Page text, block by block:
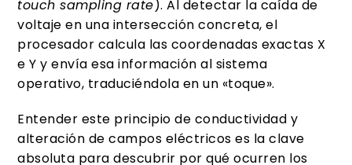
touch sampling rate). Al detectar la caída de
voltaje en una intersección concreta, el
procesador calcula las coordenadas exactas X
e Y y envía esa información al sistema
operativo, traduciéndola en un «toque».
Entender este principio de conductividad y
alteración de campos eléctricos es la clave
absoluta para descubrir por qué ocurren los